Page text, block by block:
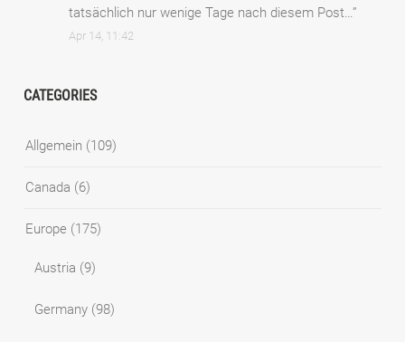
tatsächlich nur wenige Tage nach diesem Post…”
Apr 14, 11:42
CATEGORIES
Allgemein (109)
Canada (6)
Europe (175)
Austria (9)
Germany (98)